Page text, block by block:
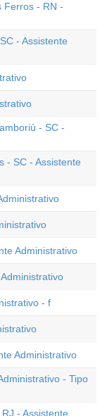
Ferros - RN -
- Assistente
- SC -
- SC - Assistente
Administrativo
- f
Administrativo
- Tipo
- Assistente